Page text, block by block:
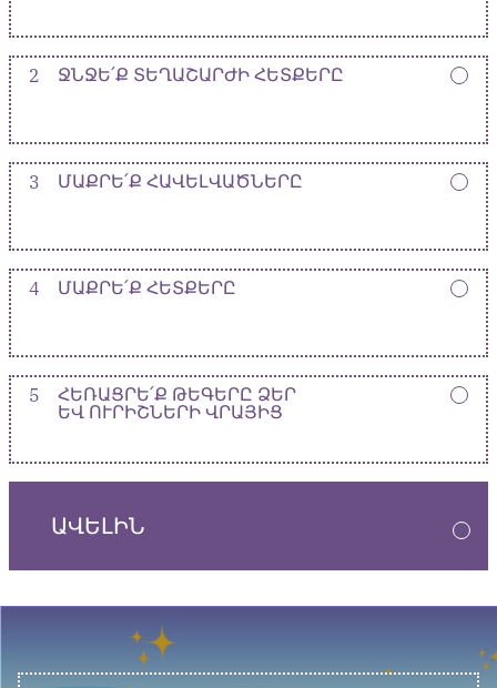
2 ՋՆՋԵ՛Ք ՏԵՂԱՇԱՐԺԻ ՀԵՏՔԵՐԸ
3 ՄԱՔՐԵ՛Ք ՀԱՎԵԼՎԱԾՆԵՐԸ
4 ՄԱՔՐԵ՛Ք ՀԵՏՔԵՐԸ
5
ՀԵՌԱՑՐԵ՛Ք ԹԵԳԵՐԸ ՁԵՐ
ԵՎ ՈՒՐԻՇՆԵՐԻ ՎՐԱՅԻՑ
ԱՎԵԼԻՆ